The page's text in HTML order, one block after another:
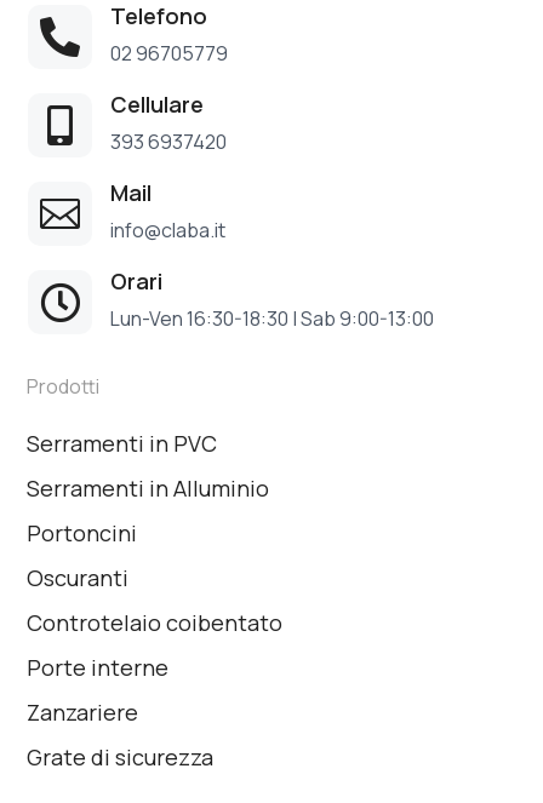

Telefono
02 96705779

Cellulare
393 6937420

Mail
info@claba.it

Orari
Lun-Ven 16:30-18:30 | Sab 9:00-13:00
Prodotti
Serramenti in PVC
Serramenti in Alluminio
Portoncini
Oscuranti
Controtelaio coibentato
Porte interne
Zanzariere
Grate di sicurezza